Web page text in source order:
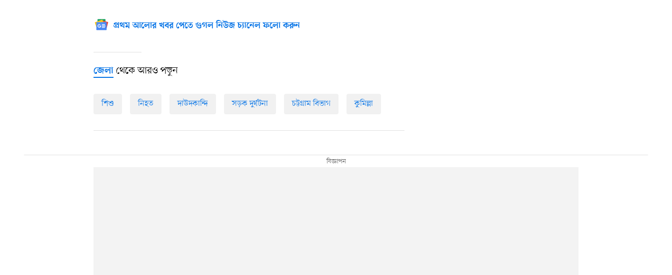
প্রথম আলোর খবর পেতে গুগল নিউজ চ্যানেল ফলো করুন
জেলা থেকে আরও পড়ুন
শিশু নিহত দাউদকান্দি সড়ক দুর্ঘটনা চট্টগ্রাম বিভাগ কুমিল্লা